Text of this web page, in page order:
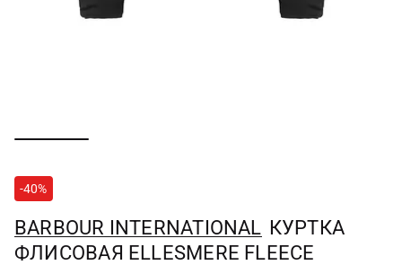
-40%
BARBOUR INTERNATIONAL КУРТКА
ФЛИСОВАЯ ELLESMERE FLEECE